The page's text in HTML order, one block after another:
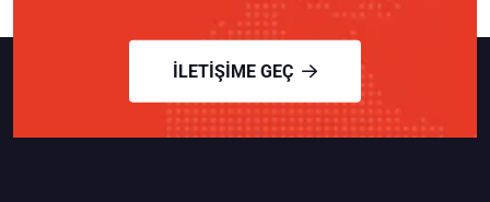
İLETIŞIME GEÇ